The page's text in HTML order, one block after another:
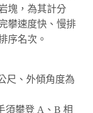
塊，為其計分
攀速度快、慢排
序名次。
尺、外傾角度為
須攀登 A、B 相